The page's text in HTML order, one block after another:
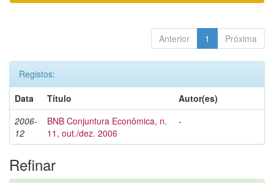
Anterior 1 Próxima
Registos:
Data
Título
Autor(es)
2006-
12
BNB Conjuntura Econômica, n.
11, out./dez. 2006
-
Refinar